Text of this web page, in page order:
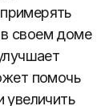
своем доме
помочь
увеличить